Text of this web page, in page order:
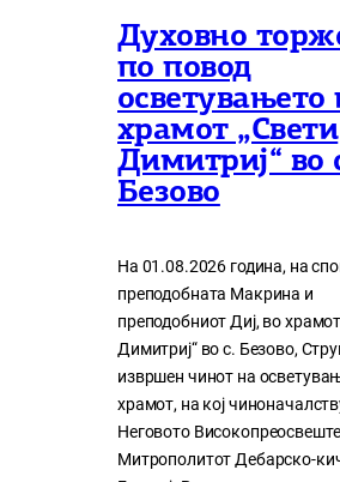
Духовно
по повод
осветувањето
храмот „Свети
Димитриј“ во
Безово
На 01.08.2026 година, на
преподобната Макрина и
преподобниот Диј, во
Димитриј“ во с. Безово,
извршен чинот на
храмот, на кој
Неговото
Митрополитот Дебарско-